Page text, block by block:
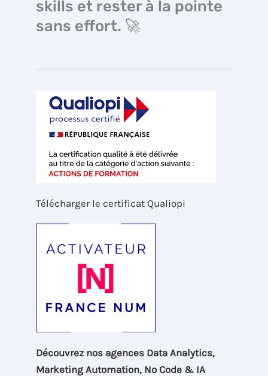
skills et rester à la pointe
sans effort. 🚀
Télécharger le certificat Qualiopi
Découvrez nos agences Data Analytics,
Marketing Automation, No Code & IA